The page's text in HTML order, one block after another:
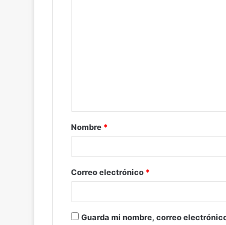
a
r
*
Nombre *
Correo electrónico *
Guarda mi nombre, correo